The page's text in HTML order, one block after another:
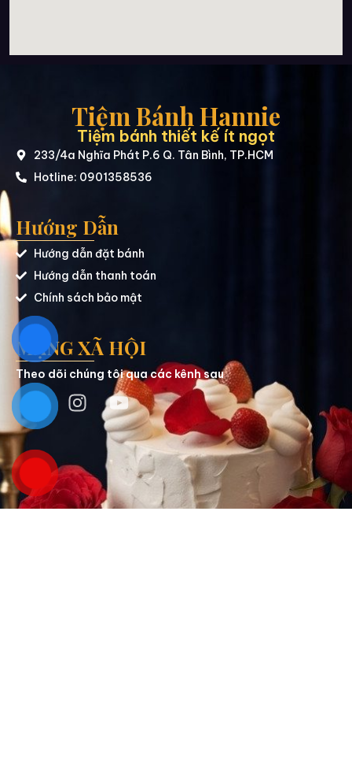
Tiệm Bánh Hannie
Tiệm bánh thiết kế ít ngọt
233/4a Nghĩa Phát P.6 Q. Tân Bình, TP.HCM
Hotline: 0901358536
Hướng Dẫn
Hướng dẫn đặt bánh
Hướng dẫn thanh toán
Chính sách bảo mật
MẠNG XÃ HỘI
Theo dõi chúng tôi qua các kênh sau